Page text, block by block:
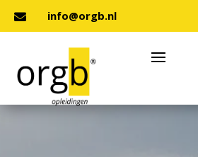
 info@orgb.nl